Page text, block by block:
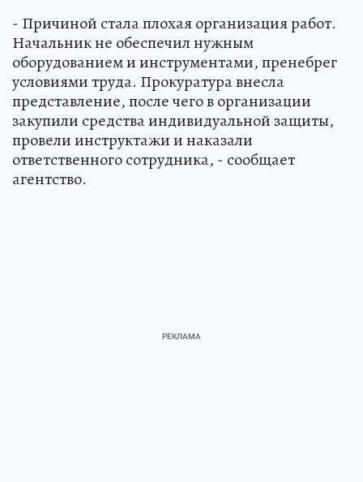
- Причиной стала плохая организация работ.
Начальник не обеспечил нужным
оборудованием и инструментами, пренебрег
условиями труда. Прокуратура внесла
представление, после чего в организации
закупили средства индивидуальной защиты,
провели инструктажи и наказали
ответственного сотрудника, - сообщает
агентство.